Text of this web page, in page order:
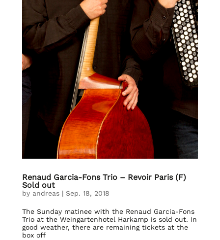
Renaud Garcia-Fons Trio – Revoir Paris (F)
Sold out
by andreas| Sep. 18, 2018
The Sunday matinee with the Renaud Garcia-Fons
Trio at the Weingartenhotel Harkamp is sold out. In
good weather, there are remaining tickets at the
box off